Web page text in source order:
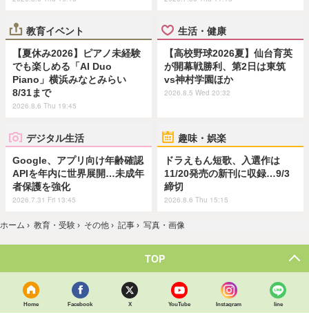
教育イベント
【夏休み2026】ピアノ未経験
でも楽しめる「AI Duo
Piano」横浜みなとみらい
8/31まで
2026.8.6 Thu 19:45
生活・健康
【高校野球2026夏】仙台育英
が開幕戦勝利、第2日は東筑
vs神村学園ほか
2026.8.5 Wed 20:32
デジタル生活
Google、アプリ向け年齢確認
APIを年内に世界展開…未成年
者保護を強化
2026.7.31 Fri 13:45
趣味・娯楽
ドラえもん短歌、入選作は
11/20発売の新刊に収録…9/3
締切
2026.8.6 Thu 15:15
ホーム › 教育・受験 › その他 › 記事 › 写真・画像
TOP
Home Facebook X YouTube Instagram line